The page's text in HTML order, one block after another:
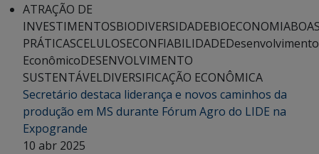
ATRAÇÃO DE
INVESTIMENTOSBIODIVERSIDADEBIOECONOMIA
PRÁTICASCELULOSECONFIABILIDADEDesenvolvimento
EconômicoDESENVOLVIMENTO
SUSTENTÁVELDIVERSIFICAÇÃO ECONÔMICA
Secretário destaca liderança e novos caminhos da
produção em MS durante Fórum Agro do LIDE na
Expogrande
10 abr 2025